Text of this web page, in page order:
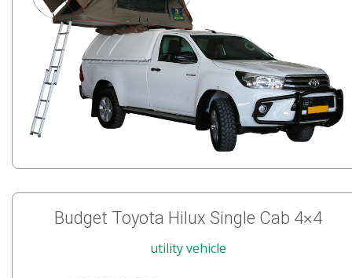
Budget Toyota Hilux Single Cab 4×4
utility vehicle